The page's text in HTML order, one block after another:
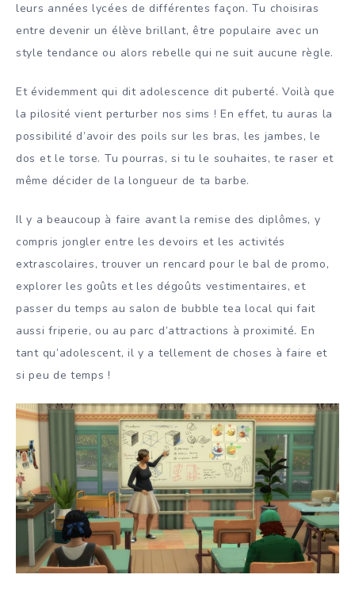
leurs années lycées de différentes façon. Tu choisiras
entre devenir un élève brillant, être populaire avec un
style tendance ou alors rebelle qui ne suit aucune règle.
Et évidemment qui dit adolescence dit puberté. Voilà que
la pilosité vient perturber nos sims ! En effet, tu auras la
possibilité d’avoir des poils sur les bras, les jambes, le
dos et le torse. Tu pourras, si tu le souhaites, te raser et
même décider de la longueur de ta barbe.
Il y a beaucoup à faire avant la remise des diplômes, y
compris jongler entre les devoirs et les activités
extrascolaires, trouver un rencard pour le bal de promo,
explorer les goûts et les dégoûts vestimentaires, et
passer du temps au salon de bubble tea local qui fait
aussi friperie, ou au parc d’attractions à proximité. En
tant qu’adolescent, il y a tellement de choses à faire et
si peu de temps !